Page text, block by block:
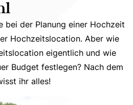
bei der Planung einer
bei der Planung einer Hochzeit
Hochzeitslocation. Aber wie
eigentlich und wie
Budget festlegen? Nach dem
ihr alles!